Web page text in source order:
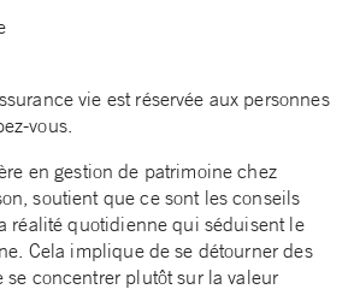
vie est réservée aux personnes
vous.
en gestion de patrimoine chez
soutient que ce sont les conseils
réalité quotidienne qui séduisent le
Cela implique de se détourner des
se concentrer plutôt sur la valeur